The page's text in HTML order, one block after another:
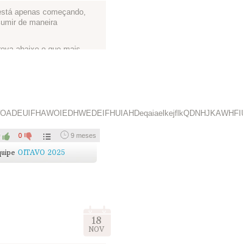
apenas começando,
de maneira
abaixo o que mais
podemos melhorar.
0 9 meses
OITAVO 2025
18
NOV